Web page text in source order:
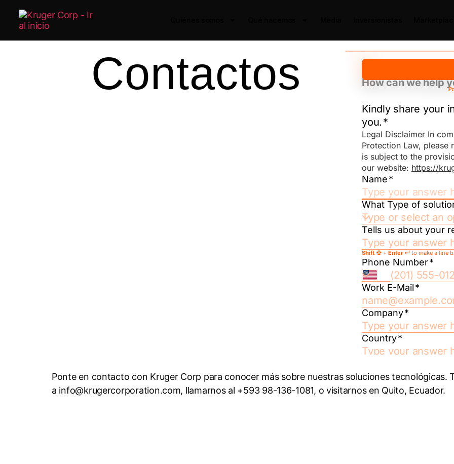
Contactos
Ponte en contacto con Kruger Corp para conocer más sobre nuestras soluciones tecnológicas.
a info@krugercorporation.com, llamarnos al +593 98-136-1081, o visitarnos en Quito, Ecuador.